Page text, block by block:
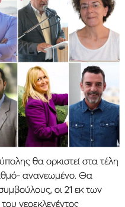
θα ορκιστεί στα τέλη
ανανεωμένο. Θα
οι 21 εκ των
νεοεκλεγέντος